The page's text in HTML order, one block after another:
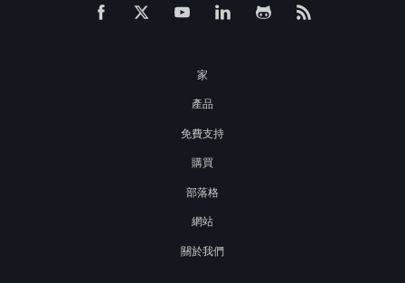
家
產品
免費支持
購買
部落格
網站
關於我們